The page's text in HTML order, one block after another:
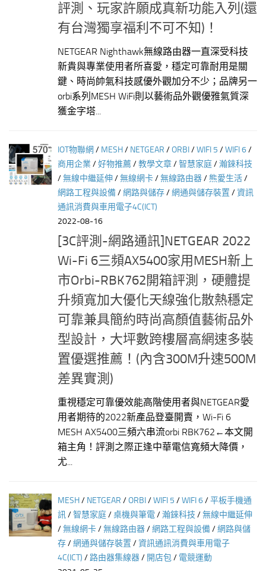
評測、玩家許願成真新功能入列(還
有台灣獨享福利不可不知)！
NETGEAR Nighthawk無線路由器一直深受科技
新貴與專業使用者所喜愛，穩定可靠耐用是關
鍵、時尚帥氣科技感優外觀加分不少；品牌另一
orbi系列MESH WiFi則以藝術品外觀優雅氣質深
獲金字塔...
IOT物聯網 / MESH/ NETGEAR /ORBI/WIFI 5 /WIFI 6/
商用企業/好物推薦/教學文章/智慧家庭/瀚錸科技
/無線中繼延伸/無線網卡/無線路由器/ 熊愛生活/
網路工程與設備/網路與儲存/網通與儲存裝置 /資訊
通訊消費與車用電子4C(ICT)
2022-08-16
[3C評測-網路通訊]NETGEAR 2022
Wi-Fi 6三頻AX5400家用MESH新上
市Orbi-RBK762開箱評測，硬體提
升頻寬加大優化天線強化散熱穩定
可靠兼具簡約時尚高顏值藝術品外
型設計，大坪數跨樓層高網速多裝
置優選推薦！(內含300M升速500M
差異實測)
重視穩定可靠優效能高階使用者與NETGEAR愛
用者期待的2022新產品登臺開賣，Wi-Fi 6
MESH AX5400三頻六串流orbi RBK762←本文開
箱主角！評測之際正逢中華電信寬頻大降價，
尤...
MESH/ NETGEAR /ORBI/WIFI 5 /WIFI 6/平板手機通
訊/智慧家庭/桌機與筆電/瀚錸科技 /無線中繼延伸
/無線網卡/無線路由器/網路工程與設備/網路與儲
存/網通與儲存裝置 /資訊通訊消費與車用電子
4C(ICT) / 路由器集線器/ 開店包/ 電競運動